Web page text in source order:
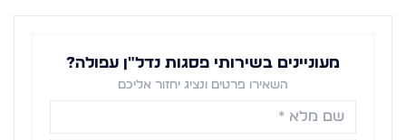
מעוניינים בשירותי פסגות נדל"ן עפולה?
השאירו פרטים ונציג יחזור אליכם